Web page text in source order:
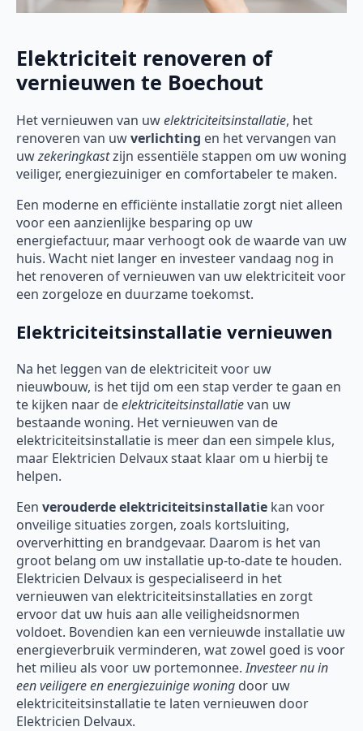
Elektriciteit renoveren of
vernieuwen te Boechout
Het vernieuwen van uwelektriciteitsinstallatie, het
renoveren van uwverlichting en het vervangen van
uwzekeringkastzijn essentiële stappen om uw woning
veiliger, energiezuiniger en comfortabeler te maken.
Een moderne en efficiënte installatie zorgt niet alleen
voor een aanzienlijke besparing op uw
energiefactuur, maar verhoogt ook de waarde van uw
huis. Wacht niet langer en investeer vandaag nog in
het renoveren of vernieuwen van uw elektriciteit voor
een zorgeloze en duurzame toekomst.
Elektriciteitsinstallatie vernieuwen
Na het leggen van de elektriciteit voor uw
nieuwbouw, is het tijd om een stap verder te gaan en
te kijken naar deelektriciteitsinstallatievan uw
bestaande woning. Het vernieuwen van de
elektriciteitsinstallatie is meer dan een simpele klus,
maar Elektricien Delvaux staat klaar om u hierbij te
helpen.
Een verouderde elektriciteitsinstallatie kan voor
onveilige situaties zorgen, zoals kortsluiting,
oververhitting en brandgevaar. Daarom is het van
groot belang om uw installatie up-to-date te houden.
Elektricien Delvaux is gespecialiseerd in het
vernieuwen van elektriciteitsinstallaties en zorgt
ervoor dat uw huis aan alle veiligheidsnormen
voldoet. Bovendien kan een vernieuwde installatie uw
energieverbruik verminderen, wat zowel goed is voor
het milieu als voor uw portemonnee.Investeer nu in
een veiligere en energiezuinige woning door uw
elektriciteitsinstallatie te laten vernieuwen door
Elektricien Delvaux.